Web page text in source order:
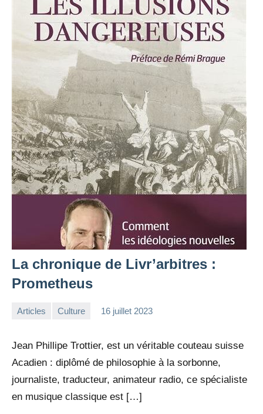
La chronique de Livr’arbitres :
Prometheus
Articles Culture 16 juillet 2023
Jean Phillipe Trottier, est un véritable couteau suisse
Acadien : diplômé de philosophie à la sorbonne,
journaliste, traducteur, animateur radio, ce spécialiste
en musique classique est […]